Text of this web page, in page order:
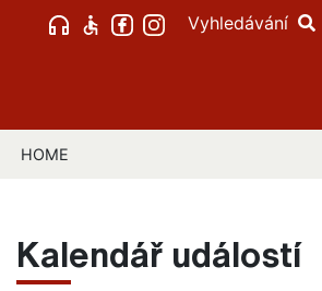
Vyhledávání
HOME
Kalendář událostí